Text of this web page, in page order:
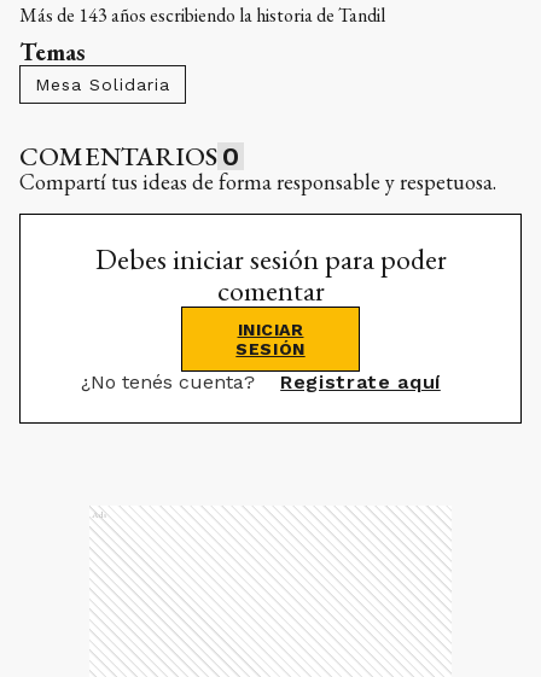
Más de 143 años escribiendo la historia de Tandil
Temas
Mesa Solidaria
COMENTARIOS 0
Compartí tus ideas de forma responsable y respetuosa.
Debes iniciar sesión para poder
comentar
INICIAR
SESIÓN
¿No tenés cuenta? Registrate aquí
Ads